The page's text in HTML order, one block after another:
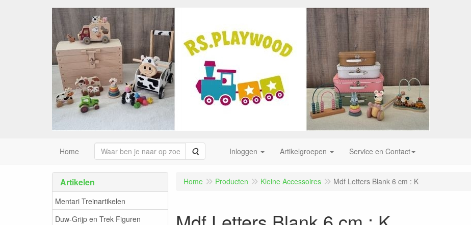
Home Zoeken Inloggen Artikelgroepen Service en Contact
Artikelen
Mentari Treinartikelen
Duw-Grijp en Trek Figuren
Home Producten Kleine Accessoires Mdf Letters Blank 6 cm : K